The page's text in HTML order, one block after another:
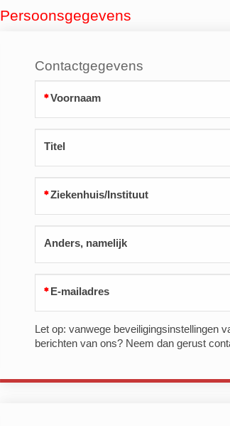
Persoonsgegevens
Contactgegevens
Voornaam
Titel
Ziekenhuis/Instituut
Anders, namelijk
E-mailadres
Let op: vanwege beveiligingsinstellingen
berichten van ons? Neem dan gerust